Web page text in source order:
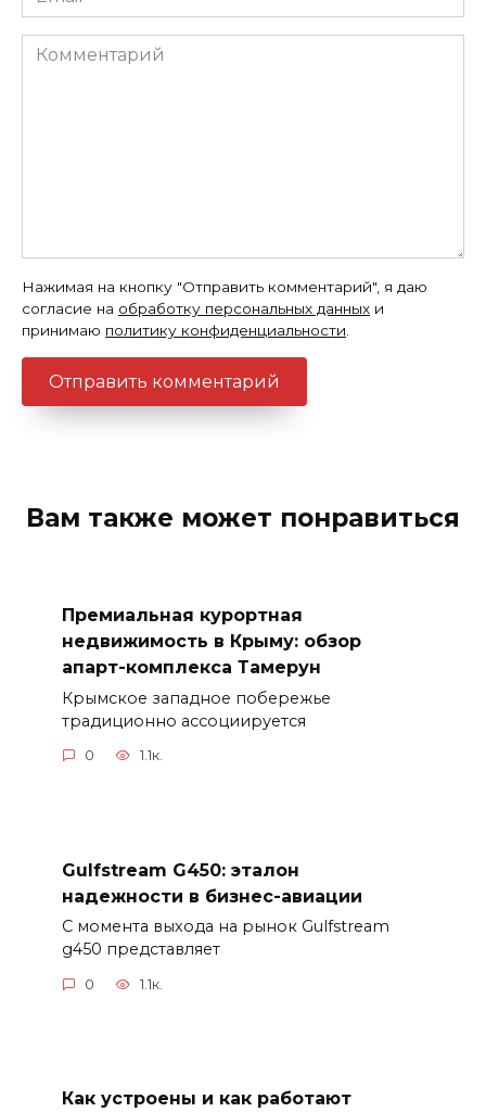
*
Комментарий
Нажимая на кнопку "Отправить комментарий", я даю
согласие на обработку персональных данных и
принимаю политику конфиденциальности
Вам также может понравиться
Премиальная курортная
недвижимость в Крыму: обзор
апарт-комплекса Тамерун
Крымское западное побережье
традиционно ассоциируется
0 1.1к.
Gulfstream G450: эталон
надежности в бизнес-авиации
С момента выхода на рынок Gulfstream
g450 представляет
0 1.1к.
Как устроены и как работают